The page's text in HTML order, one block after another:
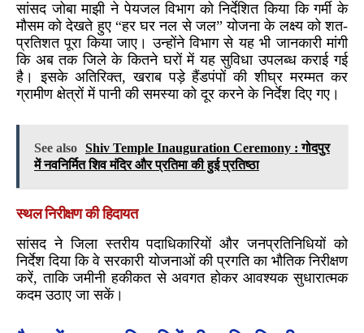
सांसद जोबा माझी ने पेयजल विभाग को निर्देशित किया कि गर्मी के
मौसम को देखते हुए “हर घर नल से जल” योजना के लक्ष्य को शत-
प्रतिशत पूरा किया जाए। उन्होंने विभाग से यह भी जानकारी मांगी
कि अब तक जिले के कितने घरों में यह सुविधा उपलब्ध कराई गई
है। इसके अतिरिक्त, खराब पड़े हैंडपंपों की शीघ्र मरम्मत कर
ग्रामीण क्षेत्रों में पानी की समस्या को दूर करने के निर्देश दिए गए।
See also Shiv Temple Inauguration Ceremony : गोदपुर
में नवनिर्मित शिव मंदिर और प्रतिमा की हुई प्रतिष्ठा
स्थल निरीक्षण की हिदायत
सांसद ने जिला स्तरीय पदाधिकारियों और जनप्रतिनिधियों को
निर्देश दिया कि वे सरकारी योजनाओं की प्रगति का भौतिक निरीक्षण
करें, ताकि जमीनी हकीकत से अवगत होकर आवश्यक सुधारात्मक
कदम उठाए जा सकें।